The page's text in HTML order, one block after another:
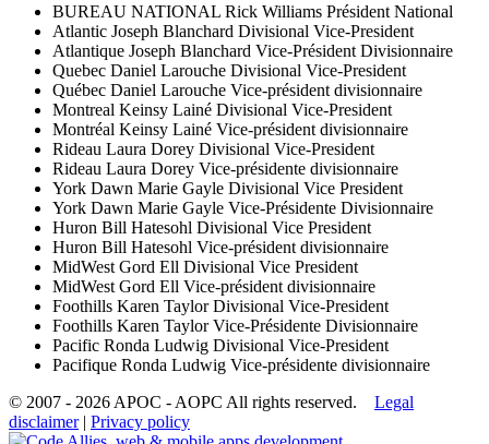
BUREAU NATIONAL Rick Williams Président National
Atlantic Joseph Blanchard Divisional Vice-President
Atlantique Joseph Blanchard Vice-Président Divisionnaire
Quebec Daniel Larouche Divisional Vice-President
Québec Daniel Larouche Vice-président divisionnaire
Montreal Keinsy Lainé Divisional Vice-President
Montréal Keinsy Lainé Vice-président divisionnaire
Rideau Laura Dorey Divisional Vice-President
Rideau Laura Dorey Vice-présidente divisionnaire
York Dawn Marie Gayle Divisional Vice President
York Dawn Marie Gayle Vice-Présidente Divisionnaire
Huron Bill Hatesohl Divisional Vice President
Huron Bill Hatesohl Vice-président divisionnaire
MidWest Gord Ell Divisional Vice President
MidWest Gord Ell Vice-président divisionnaire
Foothills Karen TaylorDivisional Vice-President
Foothills Karen TaylorVice-Présidente Divisionnaire
Pacific Ronda Ludwig Divisional Vice-President
Pacifique Ronda Ludwig Vice-présidente divisionnaire
© 2007 - 2026 APOC - AOPC All rights reserved. Legal
disclaimer| Privacy policy